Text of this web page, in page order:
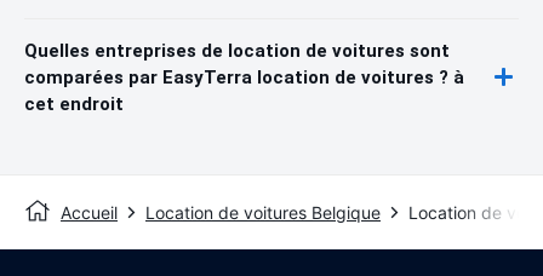
Quelles entreprises de location de voitures sont
comparées par EasyTerra location de voitures ? à
cet endroit
Accueil Location de voitures Belgique Location de